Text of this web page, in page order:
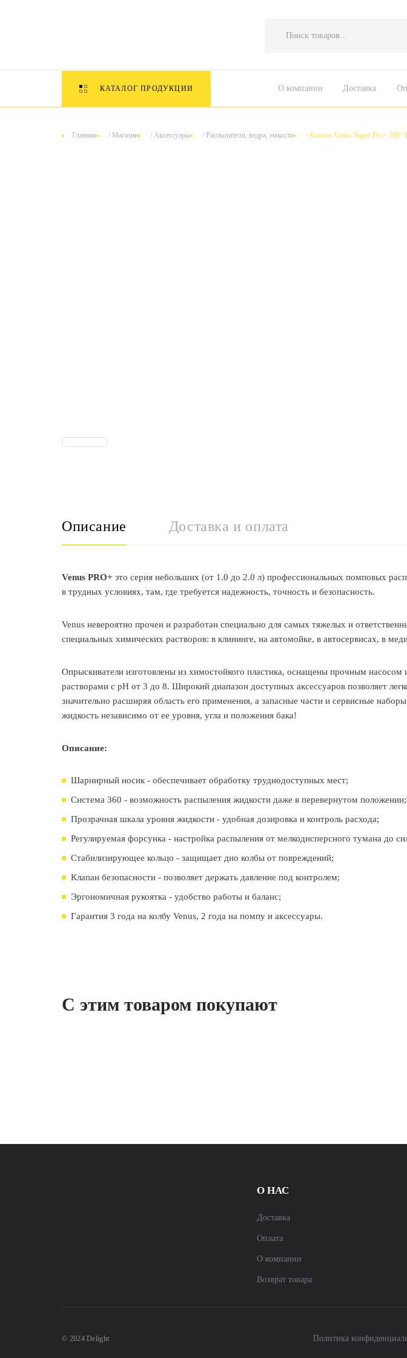
товаров
КАТАЛОГ ПРОДУКЦИИ О компании Доставка
Главная / Магазин / Аксессуары / Распылители, ведра, емкости /Kwazar Venus Super Pro+
Описание Доставка и оплата
Venus PRO+ это серия небольших (от 1.0 до 2.0 л) профессиональных помповых
в трудных условиях, там, где требуется надежность, точность и безопасность.
Venus невероятно прочен и разработан специально для самых тяжелых и
специальных химических растворов: в клининге, на автомойке, в автосервисах, в
Опрыскиватели изготовлены из химостойкого пластика, оснащены прочным
растворами с рН от 3 до 8. Широкий диапазон доступных аксессуаров позволяет
значительно расширяя область его применения, а запасные части и сервисные
жидкость независимо от ее уровня, угла и положения бака!
Описание:
Шарнирный носик - обеспечивает обработку труднодоступных мест;
Система 360 - возможность распыления жидкости даже в перевернутом положении;
Прозрачная шкала уровня жидкости - удобная дозировка и контроль расхода;
Регулируемая форсунка - настройка распыления от мелкодисперсного тумана до
Стабилизирующее кольцо - защищает дно колбы от повреждений;
Клапан безопасности - позволяет держать давление под контролем;
Эргономичная рукоятка - удобство работы и баланс;
Гарантия 3 года на колбу Venus, 2 года на помпу и аксессуары.
С этим товаром покупают
О НАС
Доставка
Оплата
О компании
Возврат товара
© 2024 Delight Политика